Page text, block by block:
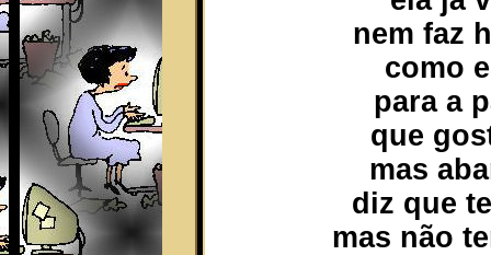
nem faz
como
para a
que
mas
diz que
mas não